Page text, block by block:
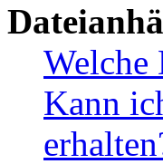
Welche
Kann